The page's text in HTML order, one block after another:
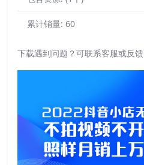
累计销量: 60
下载遇到问题？可联系客服或反馈